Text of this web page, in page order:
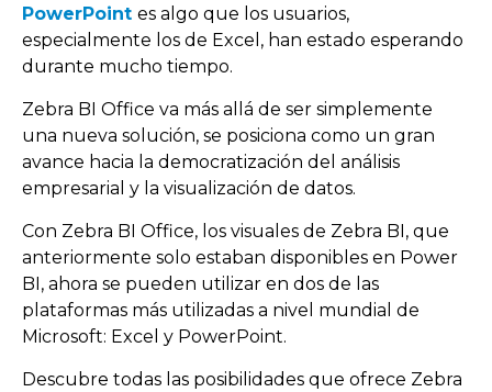
PowerPoint es algo que los usuarios,
especialmente los de Excel, han estado esperando
durante mucho tiempo.
Zebra BI Office va más allá de ser simplemente
una nueva solución, se posiciona como un gran
avance hacia la democratización del análisis
empresarial y la visualización de datos.
Con Zebra BI Office, los visuales de Zebra BI, que
anteriormente solo estaban disponibles en Power
BI, ahora se pueden utilizar en dos de las
plataformas más utilizadas a nivel mundial de
Microsoft: Excel y PowerPoint.
Descubre todas las posibilidades que ofrece Zebra